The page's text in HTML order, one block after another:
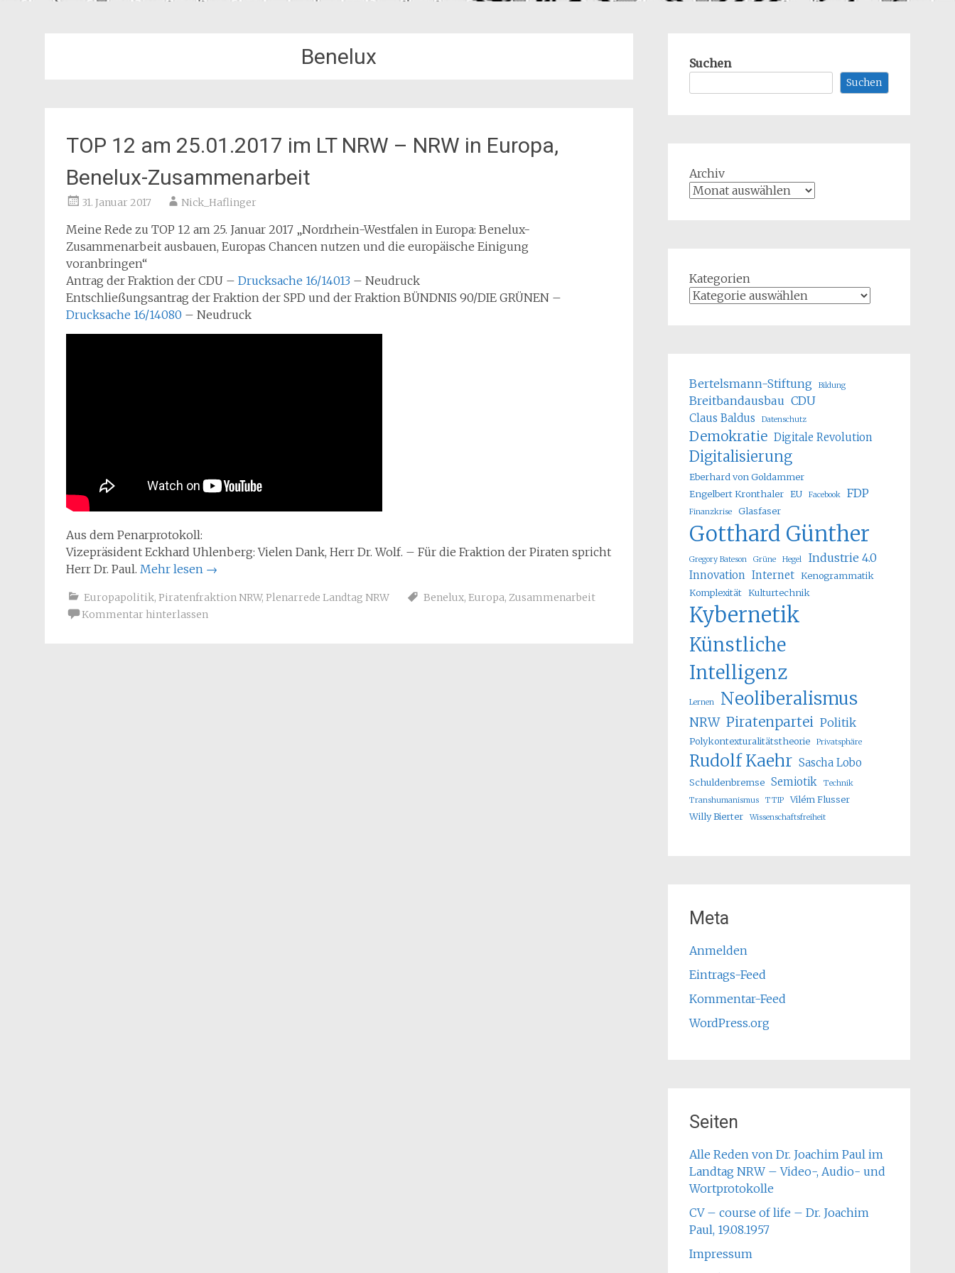
Benelux
TOP 12 am 25.01.2017 im LT NRW – NRW in Europa,
Benelux-Zusammenarbeit
31. Januar 2017 Nick_Haflinger
Meine Rede zu TOP 12 am 25. Januar 2017 „Nordrhein-Westfalen in Europa: Benelux-
Zusammenarbeit ausbauen, Europas Chancen nutzen und die europäische Einigung
voranbringen“
Antrag der Fraktion der CDU – Drucksache 16/14013 – Neudruck
Entschließungsantrag der Fraktion der SPD und der Fraktion BÜNDNIS 90/DIE GRÜNEN –
Drucksache 16/14080 – Neudruck
Aus dem Penarprotokoll:
Vizepräsident Eckhard Uhlenberg: Vielen Dank, Herr Dr. Wolf. – Für die Fraktion der Piraten spricht
Herr Dr. Paul. Mehr lesen →
Europapolitik, Piratenfraktion NRW, Plenarrede Landtag NRW Benelux, Europa, Zusammenarbeit
Kommentar hinterlassen
Suchen
Suchen
Archiv
Kategorien
Bertelsmann-Stiftung Bildung
Breitbandausbau CDU
Claus Baldus Datenschutz
Demokratie Digitale Revolution
Digitalisierung
Eberhard von Goldammer
Engelbert Kronthaler EU Facebook FDP
Finanzkrise Glasfaser
Gotthard Günther
Gregory Bateson Grüne Hegel Industrie 4.0
Innovation Internet Kenogrammatik
Komplexität Kulturtechnik
Kybernetik
Künstliche
Intelligenz
Lernen Neoliberalismus
NRW Piratenpartei Politik
Polykontexturalitätstheorie Privatsphäre
Rudolf Kaehr Sascha Lobo
Schuldenbremse Semiotik
Technik
Transhumanismus
TTIP
Vilém Flusser
Willy Bierter
Wissenschaftsfreiheit
Meta
Anmelden
Eintrags-Feed
Kommentar-Feed
WordPress.org
Seiten
Alle Reden von Dr. Joachim Paul im
Landtag NRW – Video-, Audio- und
Wortprotokolle
CV – course of life – Dr. Joachim
Paul, 19.08.1957
Impressum